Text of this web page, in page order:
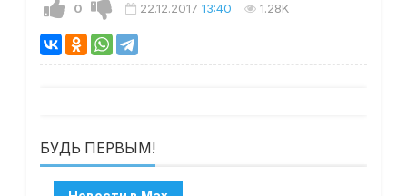
0 22.12.2017 13:40 1.28K
БУДЬ ПЕРВЫМ!